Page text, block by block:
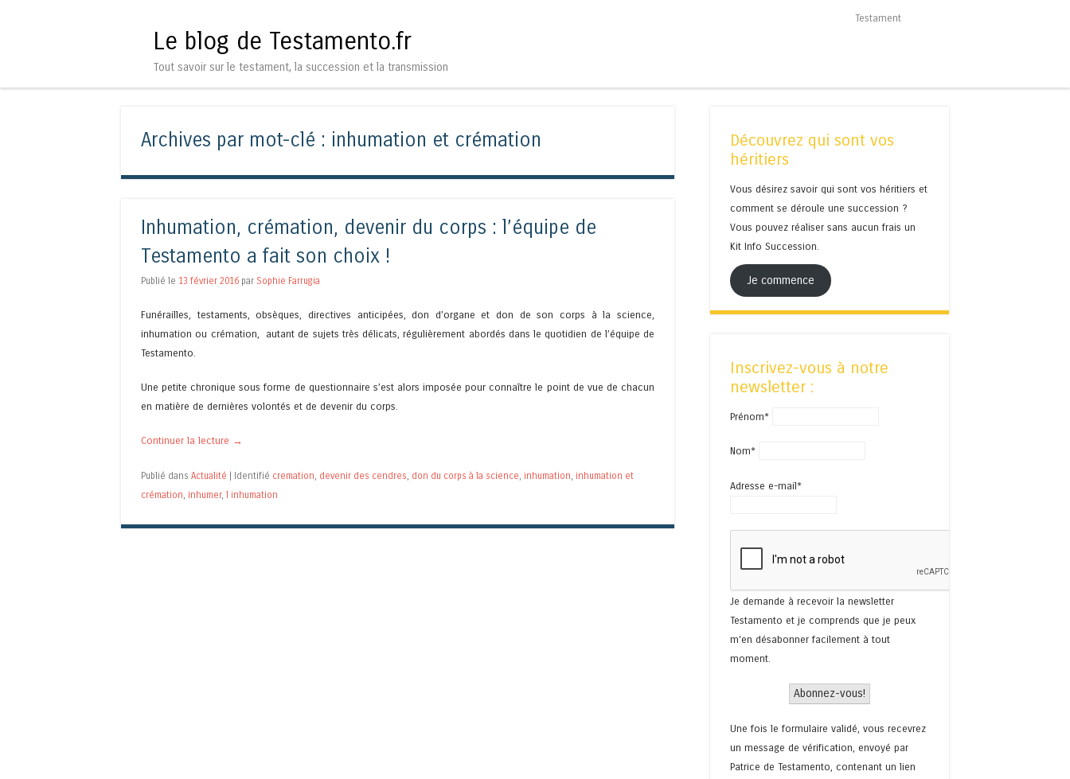
Le blog de Testamento.fr
Tout savoir sur le testament, la succession et la transmission
Testament
Archives par mot-clé : inhumation et crémation
Inhumation, crémation, devenir du corps : l’équipe de
Testamento a fait son choix !
Publié le 13 février 2016 par Sophie Farrugia
Funérailles, testaments, obsèques, directives anticipées, don d’organe et don de son corps à la science,
inhumation ou crémation, autant de sujets très délicats, régulièrement abordés dans le quotidien de l’équipe de
Testamento.
Une petite chronique sous forme de questionnaire s’est alors imposée pour connaître le point de vue de chacun
en matière de dernières volontés et de devenir du corps.
Continuer la lecture →
Publié dans Actualité | Identifié cremation devenir des cendres don du corps à la science inhumation inhumation et
crémation inhumer, l inhumation
Découvrez qui sont vos
héritiers
Vous désirez savoir qui sont vos héritiers et
comment se déroule une succession ?
Vous pouvez réaliser sans aucun frais un
Kit Info Succession.
Je commence
Inscrivez-vous à notre
newsletter :
Prénom*
Nom*
Adresse e-mail*
Je demande à recevoir la newsletter
Testamento et je comprends que je peux
m'en désabonner facilement à tout
moment.
Une fois le formulaire validé, vous recevrez
un message de vérification, envoyé par
Patrice de Testamento, contenant un lien